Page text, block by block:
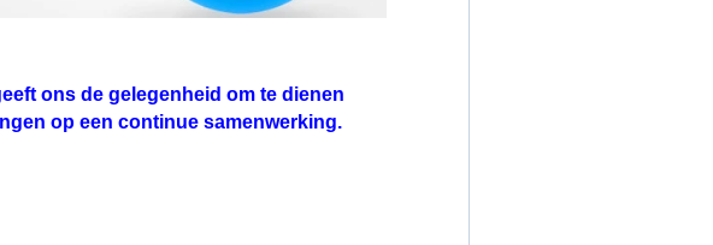
ons de gelegenheid om te dienen
op een continue samenwerking.